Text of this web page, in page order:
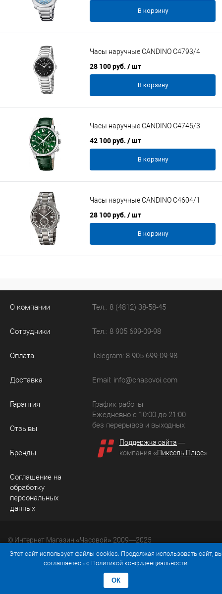
В корзину
Часы наручные CANDINO C4793/4
28 100 руб. / шт
В корзину
Часы наручные CANDINO C4745/3
42 100 руб. / шт
В корзину
Часы наручные CANDINO C4604/1
28 100 руб. / шт
В корзину
О компании
Сотрудники
Оплата
Доставка
Гарантия
Отзывы
Бренды
Соглашение на
обработку
персональных
данных
Тел.: 8 (4812) 38-58-45
Тел.: 8 905 699-09-98
Telegram: 8 905 699-09-98
Email: info@chasovoi.com
График работы
Ежедневно с 10:00 до 21:00
без перерывов и выходных
Поддержка сайта —
компания «Пиксель Плюс»
© Интернет Магазин «Часовой» 2009—2025
Юридический адрес: 214036 Россия, г. Смоленск, ул.
Рыленкова, д. 61а, кв. 24.
Этот сайт использует файлы cookies. Продолжая использовать сайт,
соглашаетесь с Политикой конфиденциальности.
ОК